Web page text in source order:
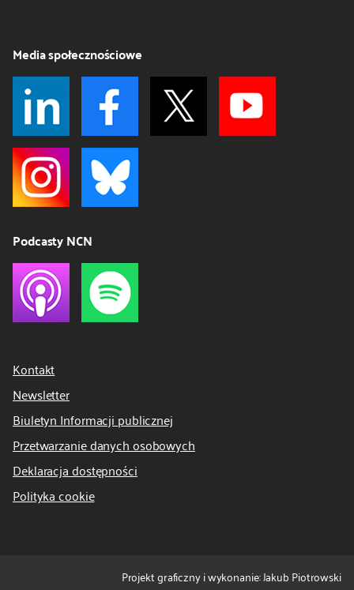
Media społecznościowe
Podcasty NCN
Kontakt
Newsletter
Biuletyn Informacji publicznej
Przetwarzanie danych osobowych
Deklaracja dostępności
Polityka cookie
Projekt graficzny i wykonanie: Jakub Piotrowski